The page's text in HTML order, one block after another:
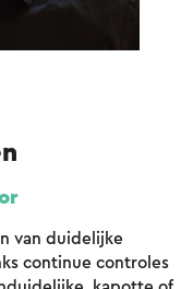
van duidelijke
continue controles